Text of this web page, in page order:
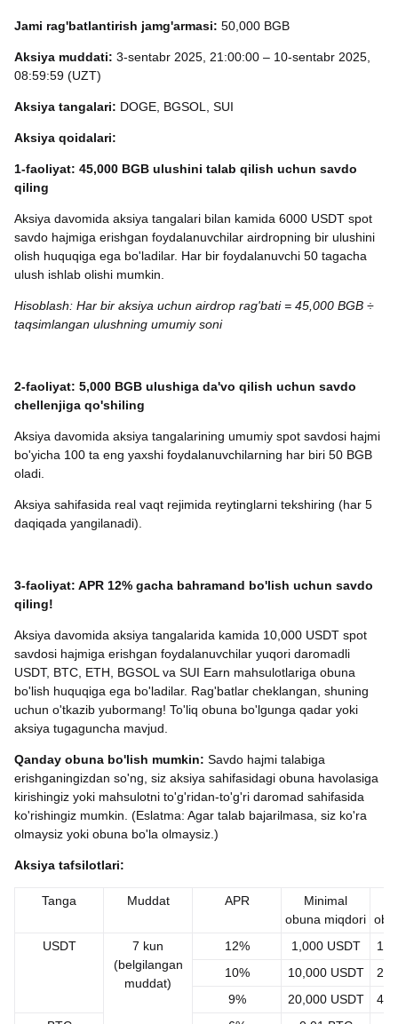
Jami rag'batlantirish jamg'armasi: 50,000 BGB
Aksiya muddati: 3-sentabr 2025, 21:00:00 – 10-sentabr 2025,
08:59:59 (UZT)
Aksiya tangalari: DOGE, BGSOL, SUI
Aksiya qoidalari:
1-faoliyat: 45,000 BGB ulushini talab qilish uchun savdo
qiling
Aksiya davomida aksiya tangalari bilan kamida 6000 USDT spot
savdo hajmiga erishgan foydalanuvchilar airdropning bir ulushini
olish huquqiga ega bo'ladilar. Har bir foydalanuvchi 50 tagacha
ulush ishlab olishi mumkin.
Hisoblash: Har bir aksiya uchun airdrop rag'bati = 45,000 BGB ÷
taqsimlangan ulushning umumiy soni
2-faoliyat: 5,000 BGB ulushiga da'vo qilish uchun savdo
chellenjiga qo'shiling
Aksiya davomida aksiya tangalarining umumiy spot savdosi hajmi
bo'yicha 100 ta eng yaxshi foydalanuvchilarning har biri 50 BGB
oladi.
Aksiya sahifasida real vaqt rejimida reytinglarni tekshiring (har 5
daqiqada yangilanadi).
3-faoliyat: APR 12% gacha bahramand bo'lish uchun savdo
qiling!
Aksiya davomida aksiya tangalarida kamida 10,000 USDT spot
savdosi hajmiga erishgan foydalanuvchilar yuqori daromadli
USDT, BTC, ETH, BGSOL va SUI Earn mahsulotlariga obuna
bo'lish huquqiga ega bo'ladilar. Rag'batlar cheklangan, shuning
uchun o'tkazib yubormang! To'liq obuna bo'lgunga qadar yoki
aksiya tugaguncha mavjud.
Qanday obuna bo'lish mumkin: Savdo hajmi talabiga
erishganingizdan so'ng, siz aksiya sahifasidagi obuna havolasiga
kirishingiz yoki mahsulotni to'g'ridan-to'g'ri daromad sahifasida
ko'rishingiz mumkin. (Eslatma: Agar talab bajarilmasa, siz ko'ra
olmaysiz yoki obuna bo'la olmaysiz.)
Aksiya tafsilotlari:
Tanga Muddat APR
Minimal
obuna miqdori
USDT
7 kun
(belgilangan
muddat)
12% 1,000 USDT
10%
10,000 USDT
9%
20,000 USDT